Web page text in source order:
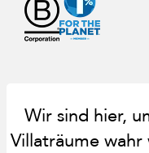
USD $ de Deutsch